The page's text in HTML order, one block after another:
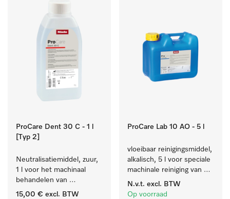
ProCare Dent 30 C - 1 l
[Typ 2]
Neutralisatiemiddel, zuur,
1 l voor het machinaal
behandelen van
tandheelkundige- en
15,00 € excl. BTW
ProCare Lab 10 AO - 5 l
vloeibaar reinigingsmiddel,
alkalisch, 5 l voor speciale
machinale reiniging van
laboratoriumglaswerk en -
gerei.
N.v.t. excl. BTW
Op voorraad